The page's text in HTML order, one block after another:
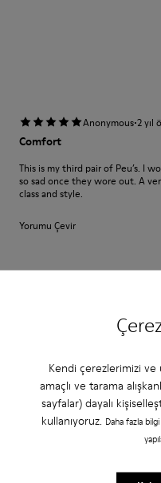
Kendi çerezlerimizi
amaçlı ve tarama
sayfalar) dayalı
kullanıyoruz. Daha fazla
Anonymous·2 yıl
Comfort
This is my third pair of Peu’s. I
so sad once they wore out. A
class and style.
Yorumu Çevir
Anonymous·3 yıl
satisfaction
positif